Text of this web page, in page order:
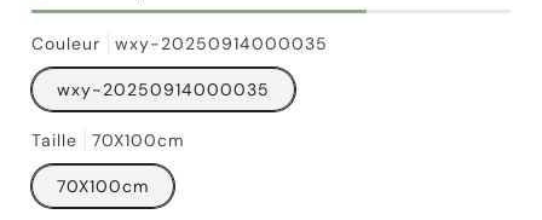
Prix
habituel
24,90 €
Couleur wxy-20250914000035
wxy-20250914000035
Taille 70X100cm
70X100cm